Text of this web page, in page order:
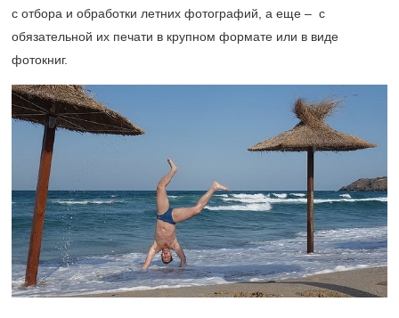
с отбора и обработки летних фотографий, а еще – с
обязательной их печати в крупном формате или в виде
фотокниг.